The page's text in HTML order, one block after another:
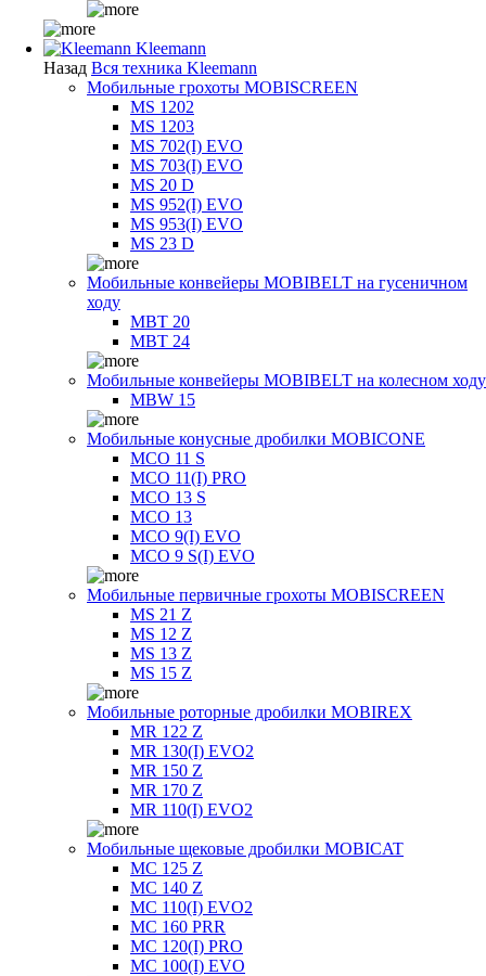
Kleemann
Назад Вся техника Kleemann
Мобильные грохоты MOBISCREEN
MS 1202
MS 1203
MS 702(I) EVO
MS 703(I) EVO
MS 20 D
MS 952(I) EVO
MS 953(I) EVO
MS 23 D
Мобильные конвейеры MOBIBELT на гусеничном
ходу
MBT 20
MBT 24
Мобильные конвейеры MOBIBELT на колесном ходу
MBW 15
Мобильные конусные дробилки MOBICONE
MCO 11 S
MCO 11(I) PRO
MCO 13 S
MCO 13
MCO 9(I) EVO
MCO 9 S(I) EVO
Мобильные первичные грохоты MOBISCREEN
MS 21 Z
MS 12 Z
MS 13 Z
MS 15 Z
Мобильные роторные дробилки MOBIREX
MR 122 Z
MR 130(I) EVO2
MR 150 Z
MR 170 Z
MR 110(I) EVO2
Мобильные щековые дробилки MOBICAT
MC 125 Z
MC 140 Z
MC 110(I) EVO2
MC 160 PRR
MC 120(I) PRO
MC 100(I) EVO